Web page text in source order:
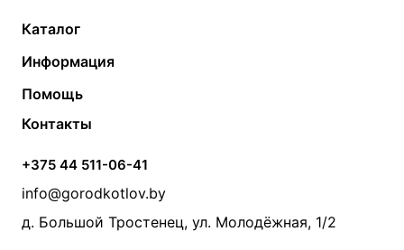
Каталог
Твердотопливные котлы
Электрические котлы
Банные печи
Камины и печи
Теплый пол
Радиаторы
Насосы
Дымоходы
Информация
Контакты
Статьи
Акции
Производители
Помощь
Монтаж систем отопления
Прайс по монтажу систем отопления
Проект систем отопления
Контакты
+375 44 511-06-41
info@gorodkotlov.by
д. Большой Тростенец, ул. Молодёжная, 1/2